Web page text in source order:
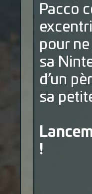
Pacco
pour
sa
d’un
sa
!